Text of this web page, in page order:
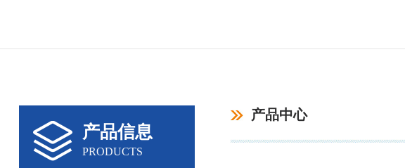
产品信息
PRODUCTS
产品中心